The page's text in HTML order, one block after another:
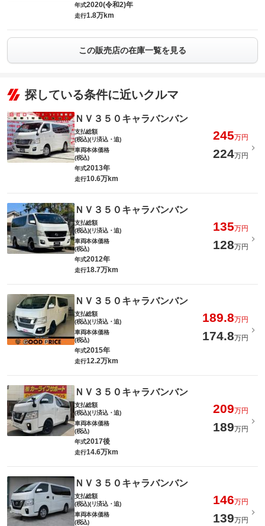
年式2020(令和2)年
走行1.8万km
この販売店の在庫一覧を見る
探している条件に近いクルマ
ＮＶ３５０キャラバンバン
支払総額
(税込)(リ済込・追)
245万円
車両本体価格
(税込)
224万円
年式2013年
走行10.6万km
ＮＶ３５０キャラバンバン
支払総額
(税込)(リ済込・追)
135万円
車両本体価格
(税込)
128万円
年式2012年
走行18.7万km
ＮＶ３５０キャラバンバン
支払総額
(税込)(リ済込・追)
189.8万円
車両本体価格
(税込)
174.8万円
年式2015年
走行12.2万km
ＮＶ３５０キャラバンバン
支払総額
(税込)(リ済込・追)
209万円
車両本体価格
(税込)
189万円
年式2017後
走行14.6万km
ＮＶ３５０キャラバンバン
支払総額
(税込)(リ済込・追)
146万円
車両本体価格
(税込)
139万円